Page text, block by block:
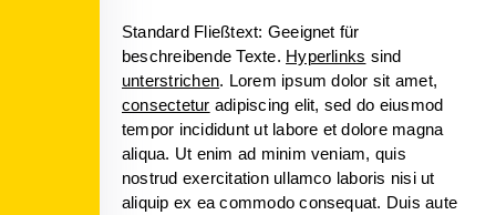
Standard Fließtext: Geeignet für
beschreibende Texte. Hyperlinks sind
unterstrichen. Lorem ipsum dolor sit amet,
consectetur adipiscing elit, sed do eiusmod
tempor incididunt ut labore et dolore magna
aliqua. Ut enim ad minim veniam, quis
nostrud exercitation ullamco laboris nisi ut
aliquip ex ea commodo consequat. Duis aute